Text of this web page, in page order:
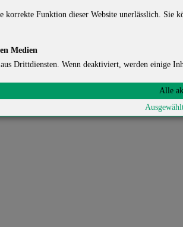
korrekte Funktion dieser Website unerlässlich.
Medien
Drittdiensten. Wenn deaktiviert, werden einige
Alle